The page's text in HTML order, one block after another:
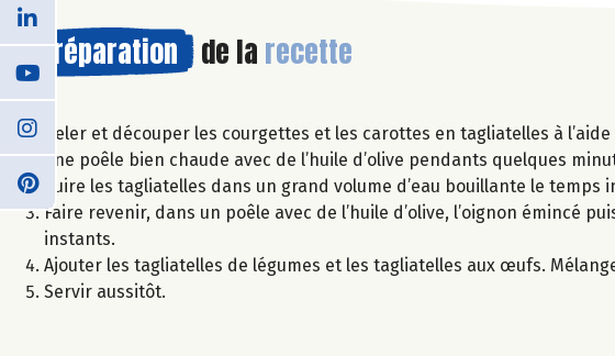
Préparation de la recette
Peler et découper les courgettes et les carottes en tagliatelles à
une poêle bien chaude avec de l’huile d’olive pendants quelques
Cuire les tagliatelles dans un grand volume d’eau bouillante le
Faire revenir, dans un poêle avec de l’huile d’olive, l’oignon émincé
instants.
Ajouter les tagliatelles de légumes et les tagliatelles aux œufs.
Servir aussitôt.